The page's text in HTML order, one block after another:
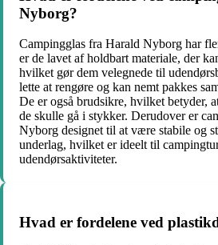
Nyborg?
Campingglas fra Harald Nyborg har
er de lavet af holdbart materiale, der
hvilket gør dem velegnede til
lette at rengøre og kan nemt pakkes
De er også brudsikre, hvilket betyder,
de skulle gå i stykker. Derudover er
Nyborg designet til at være stabile og
underlag, hvilket er ideelt til
udendørsaktiviteter.
Hvad er fordelene ved